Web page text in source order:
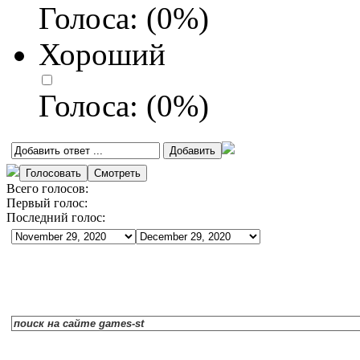
Голоса: (0%)
Хороший
Голоса: (0%)
Всего голосов:
Первый голос:
Последний голос: